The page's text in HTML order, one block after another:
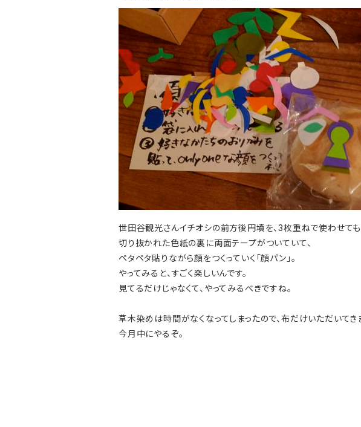
世田谷観光さんイチオシの前方後円墳を、3枚重ねで使わせても
切り抜かれた色紙の裏に両面テープがついていて、
ペタペタ貼りながら顔をつくっていく「顔パン」。
やってみると、すごく楽しいんです。
見てるだけじゃなくて、やってみるべきですね。
草木染めは時間がなくなってしまったので、布だけいただいてき
今月中にやるぞ。